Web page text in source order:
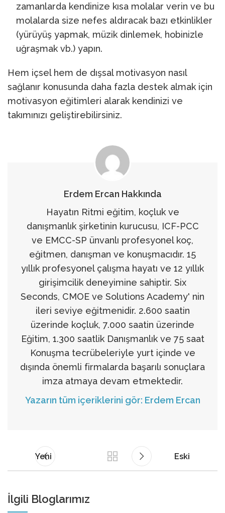
zamanlarda kendinize kısa molalar verin ve bu
molalarda size nefes aldıracak bazı etkinlikler
(yürüyüş yapmak, müzik dinlemek, hobinizle
uğraşmak vb.) yapın.
Hem içsel hem de dışsal motivasyon nasıl
sağlanır konusunda daha fazla destek almak için
motivasyon eğitimleri alarak kendinizi ve
takımınızı geliştirebilirsiniz.
Erdem Ercan Hakkında
Hayatın Ritmi eğitim, koçluk ve
danışmanlık şirketinin kurucusu, ICF-PCC
ve EMCC-SP ünvanlı profesyonel koç,
eğitmen, danışman ve konuşmacıdır. 15
yıllık profesyonel çalışma hayatı ve 12 yıllık
girişimcilik deneyimine sahiptir. Six
Seconds, CMOE ve Solutions Academy' nin
ileri seviye eğitmenidir. 2.600 saatin
üzerinde koçluk, 7.000 saatin üzerinde
Eğitim, 1.300 saatlik Danışmanlık ve 75 saat
Konuşma tecrübeleriyle yurt içinde ve
dışında önemli firmalarda başarılı sonuçlara
imza atmaya devam etmektedir.
Yazarın tüm içeriklerini gör: Erdem Ercan
Yeni Eski
İlgili Bloglarımız